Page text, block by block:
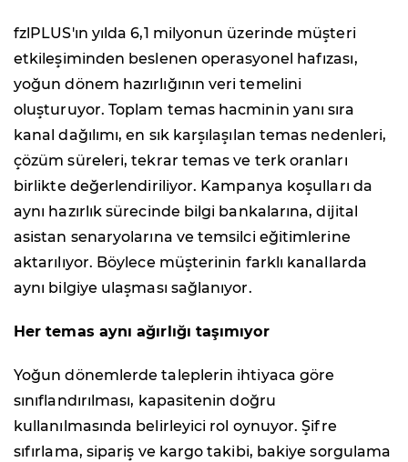
fzlPLUS'ın yılda 6,1 milyonun üzerinde müşteri
etkileşiminden beslenen operasyonel hafızası,
yoğun dönem hazırlığının veri temelini
oluşturuyor. Toplam temas hacminin yanı sıra
kanal dağılımı, en sık karşılaşılan temas nedenleri,
çözüm süreleri, tekrar temas ve terk oranları
birlikte değerlendiriliyor. Kampanya koşulları da
aynı hazırlık sürecinde bilgi bankalarına, dijital
asistan senaryolarına ve temsilci eğitimlerine
aktarılıyor. Böylece müşterinin farklı kanallarda
aynı bilgiye ulaşması sağlanıyor.
Her temas aynı ağırlığı taşımıyor
Yoğun dönemlerde taleplerin ihtiyaca göre
sınıflandırılması, kapasitenin doğru
kullanılmasında belirleyici rol oynuyor. Şifre
sıfırlama, sipariş ve kargo takibi, bakiye sorgulama